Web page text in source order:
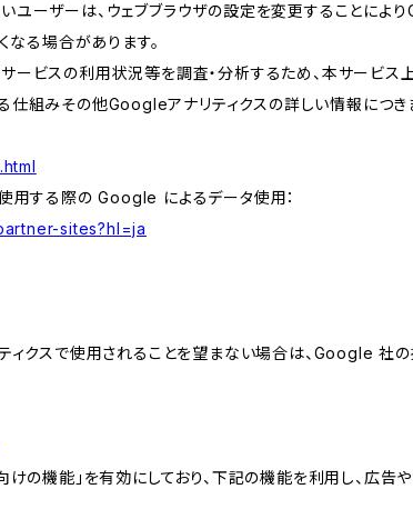
ーザーは、ウェブブラウザの設定を変更することによ
る場合があります。
サービスの利用状況等を調査・分析するため、本サー
組みその他Googleアナリティクスの詳しい情報につき
用する際の Google によるデータ使用：
sites?hl=ja
クスで使用されることを望まない場合は、Google 社
けの機能」を有効にしており、下記の機能を利用し、